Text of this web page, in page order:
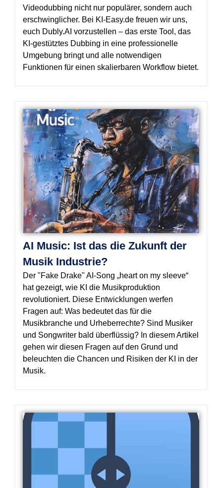
Videodubbing nicht nur populärer, sondern auch
erschwinglicher. Bei KI-Easy.de freuen wir uns,
euch Dubly.AI vorzustellen – das erste Tool, das
KI-gestütztes Dubbing in eine professionelle
Umgebung bringt und alle notwendigen
Funktionen für einen skalierbaren Workflow bietet.
AI Music: Ist das die Zukunft der
Musik Industrie?
Der "Fake Drake" AI-Song „heart on my sleeve“
hat gezeigt, wie KI die Musikproduktion
revolutioniert. Diese Entwicklungen werfen
Fragen auf: Was bedeutet das für die
Musikbranche und Urheberrechte? Sind Musiker
und Songwriter bald überflüssig? In diesem Artikel
gehen wir diesen Fragen auf den Grund und
beleuchten die Chancen und Risiken der KI in der
Musik.